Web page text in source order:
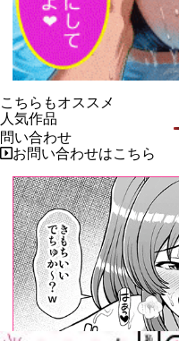
こちらもオススメ
人気作品
問い合わせ
お問い合わせはこちら